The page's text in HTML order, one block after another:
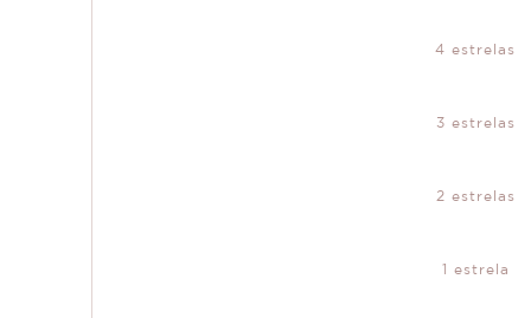
4 estrelas
3 estrelas
2 estrelas
1 estrela